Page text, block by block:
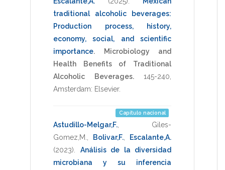
traditional alcoholic beverages:
Production process, history,
economy, social, and scientific
importance.
Microbiology and
Health Benefits of Traditional
Alcoholic Beverages.
145-240
Amsterdam: Elsevier.
Capítulo nacional
Astudillo-Melgar,F.
Giles-
Gomez,M.
Bolivar,F.
Escalante,A.
(2023)
Análisis de la diversidad
microbiana y su inferencia